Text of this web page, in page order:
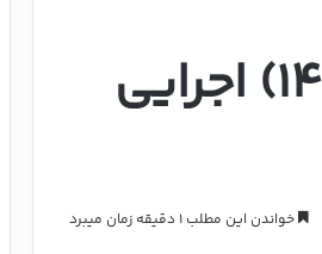
ریال دیجیتال تا آخر امسال (۱۴۰۴) اجرایی
خواندن این مطلب 1 دقیقه زمان میبرد